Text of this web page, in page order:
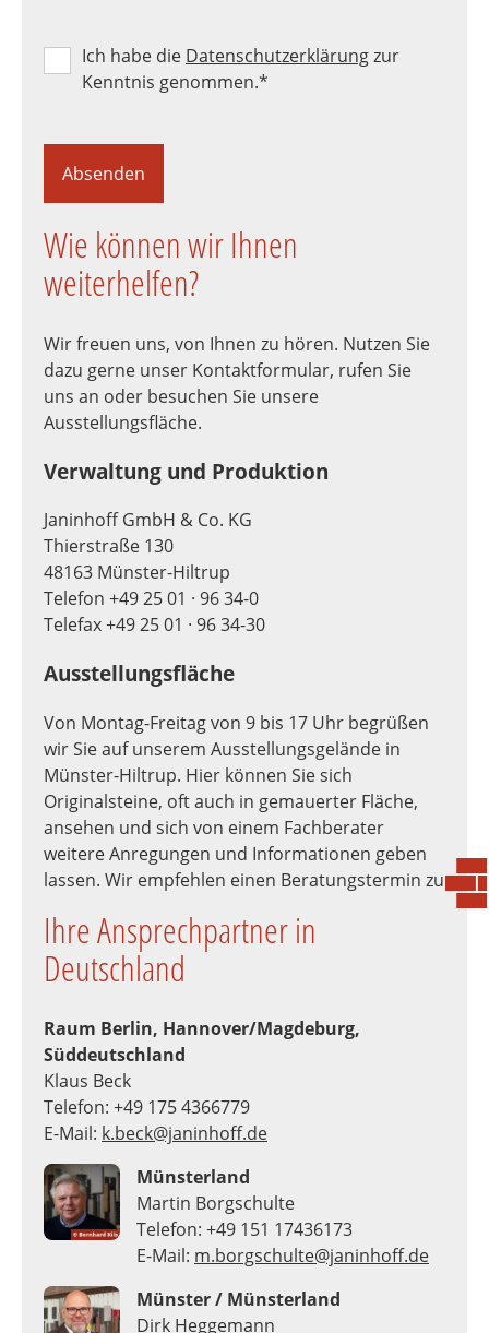
Ich habe die Datenschutzerklärungzur
Kenntnis genommen.*
Absenden
Wie können wir Ihnen
weiterhelfen?
Wir freuen uns, von Ihnen zu hören. Nutzen Sie
dazu gerne unser Kontaktformular, rufen Sie
uns an oder besuchen Sie unsere
Ausstellungsfläche.
Verwaltung und Produktion
Janinhoff GmbH & Co. KG
Thierstraße 130
48163 Münster-Hiltrup
Telefon +49 25 01 · 96 34-0
Telefax +49 25 01 · 96 34-30
Ausstellungsfläche
Von Montag-Freitag von 9 bis 17 Uhr begrüßen
wir Sie auf unserem Ausstellungsgelände in
Münster-Hiltrup. Hier können Sie sich
Originalsteine, oft auch in gemauerter Fläche,
ansehen und sich von einem Fachberater
weitere Anregungen und Informationen geben
lassen. Wir empfehlen einen Beratungstermin zu
Ihre Ansprechpartner in
Deutschland
Raum Berlin, Hannover/Magdeburg,
Süddeutschland
Klaus Beck
Telefon: +49 175 4366779
E-Mail: k.beck@janinhoff.de
Münsterland
Martin Borgschulte
Telefon: +49 151 17436173
E-Mail: m.borgschulte@janinhoff.de
Münster / Münsterland
Dirk Heggemann